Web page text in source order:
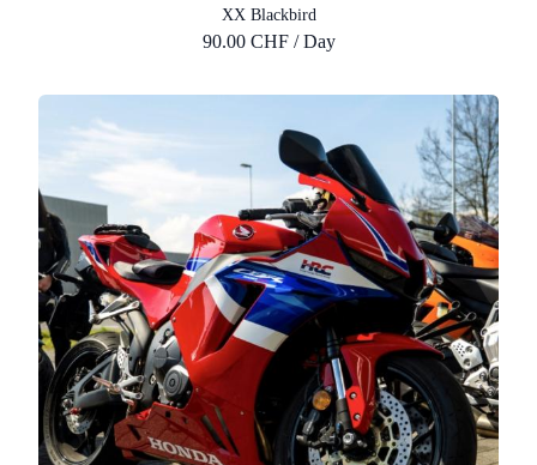
XX Blackbird
90.00 CHF / Day